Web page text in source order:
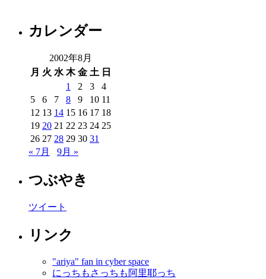
カレンダー
2002年8月
月 火 水 木 金 土 日
1
2 3
4
5
6 7 8 9 10 11
12 13 14 15 16 17 18
19 20 21 22 23 24 25
26 27 28 29 30 31
« 7月
9月 »
つぶやき
ツイート
リンク
"ariya" fan in cyber space
にっちもさっちも阿里耶っち